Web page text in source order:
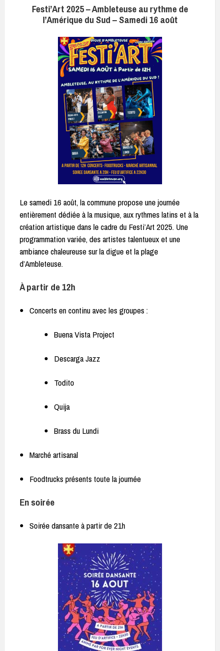
Festi’Art 2025 – Ambleteuse au rythme de
l’Amérique du Sud – Samedi 16 août
Le samedi 16 août, la commune propose une journée
entièrement dédiée à la musique, aux rythmes latins et à la
création artistique dans le cadre du Festi’Art 2025. Une
programmation variée, des artistes talentueux et une
ambiance chaleureuse sur la digue et la plage
d’Ambleteuse.
À partir de 12h
Concerts en continu avec les groupes :
Buena Vista Project
Descarga Jazz
Todito
Quija
Brass du Lundi
Marché artisanal
Foodtrucks présents toute la journée
En soirée
Soirée dansante à partir de 21h